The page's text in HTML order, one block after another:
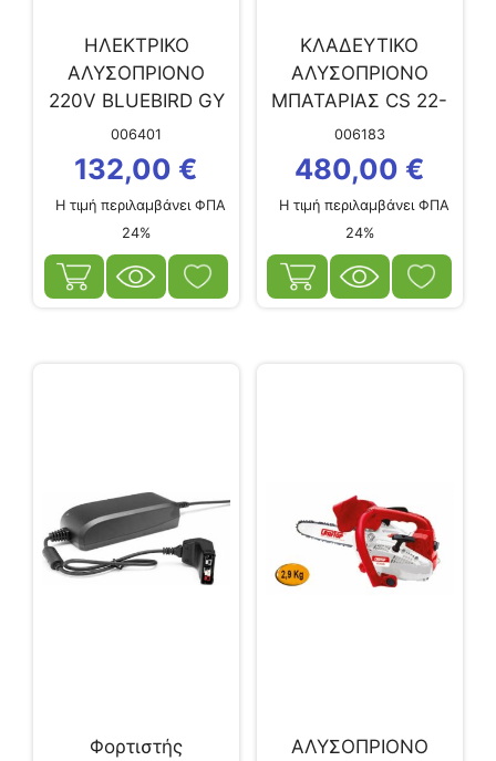
ΗΛΕΚΤΡΙΚΟ
ΑΛΥΣΟΠΡΙΟΝΟ
220V BLUEBIRD GY
9303
006401
132,00 €
Η τιμή περιλαμβάνει ΦΠΑ
24%
ΚΛΑΔΕΥΤΙΚΟ
ΑΛΥΣΟΠΡΙΟΝΟ
ΜΠΑΤΑΡΙΑΣ CS 22-
07 (PROF) BLUE
BIRD (120887400)
006183
480,00 €
Η τιμή περιλαμβάνει ΦΠΑ
24%
Φορτιστής
ΑΛΥΣΟΠΡΙΟΝΟ